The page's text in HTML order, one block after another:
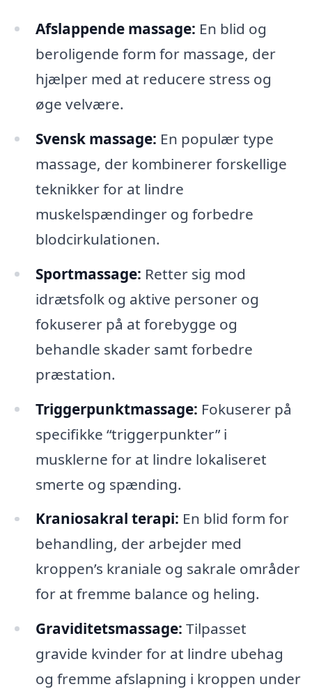
Afslappende massage: En blid og
beroligende form for massage, der
hjælper med at reducere stress og
øge velvære.
Svensk massage: En populær type
massage, der kombinerer forskellige
teknikker for at lindre
muskelspændinger og forbedre
blodcirkulationen.
Sportmassage: Retter sig mod
idrætsfolk og aktive personer og
fokuserer på at forebygge og
behandle skader samt forbedre
præstation.
Triggerpunktmassage: Fokuserer på
specifikke “triggerpunkter” i
musklerne for at lindre lokaliseret
smerte og spænding.
Kraniosakral terapi: En blid form for
behandling, der arbejder med
kroppen’s kraniale og sakrale områder
for at fremme balance og heling.
Graviditetsmassage: Tilpasset
gravide kvinder for at lindre ubehag
og fremme afslapning i kroppen under